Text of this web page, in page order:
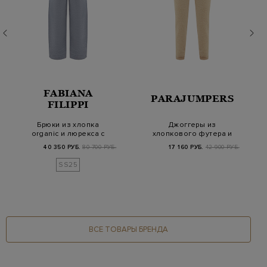
FABIANA
FILIPPI
Брюки из хлопка
organic и люрекса с
поясом на кулиске
40 350 РУБ. 80 700 РУБ.
SS25
PARAJUMPERS
Джоггеры из
хлопкового футера и
фактурного букле с
наш…
17 160 РУБ. 42 900 РУБ.
ВСЕ ТОВАРЫ БРЕНДА